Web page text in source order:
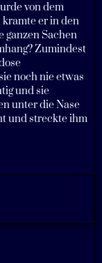
von dem
kramte er in den
ganzen Sachen
Zumindest
noch nie etwas
und sie
unter die Nase
und streckte ihm